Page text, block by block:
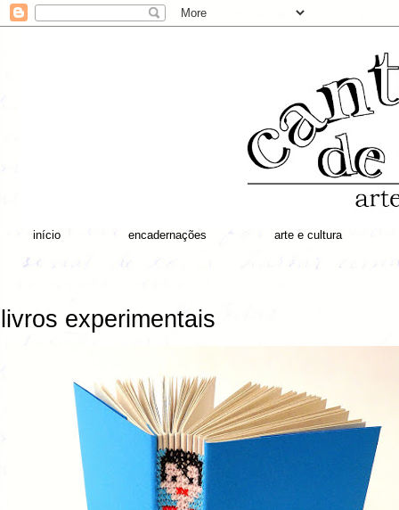
início encadernações arte e cultura
livros experimentais